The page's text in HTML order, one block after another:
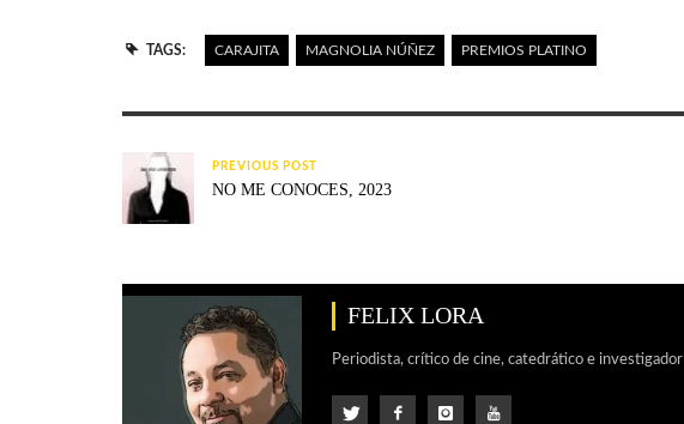
TAGS: CARAJITA MAGNOLIA NÚÑEZ PREMIOS PLATINO
PREVIOUS POST
NO ME CONOCES, 2023
FELIX LORA
Periodista, crítico de cine, catedrático e investigador